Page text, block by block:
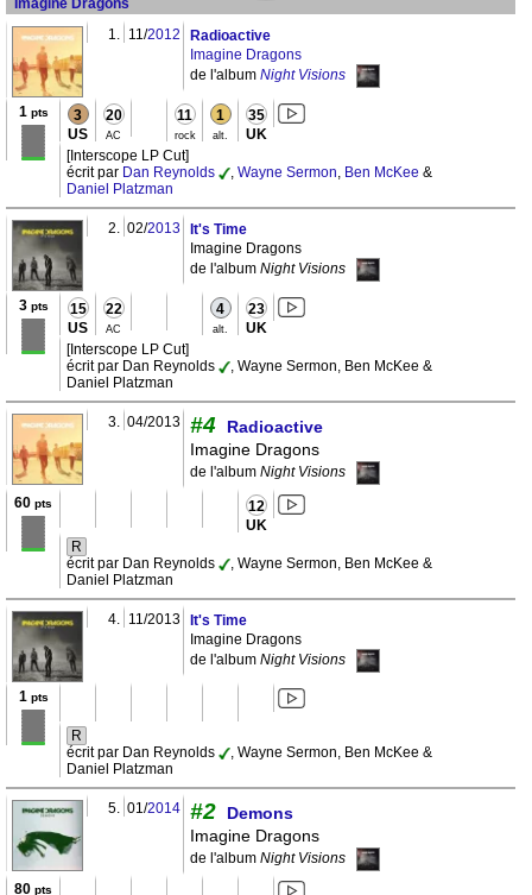
Imagine Dragons
1. 11/2012
Radioactive
Imagine Dragons
de l'album Night Visions
1 pts 3
US
20
AC
11
rock
1
alt.
35
UK
[Interscope LP Cut]
écrit par Dan Reynolds , Wayne Sermon, Ben McKee &
Daniel Platzman
2. 02/2013
It's Time
Imagine Dragons
de l'album Night Visions
3pts 15
US
22
AC
4
alt.
23
UK
[Interscope LP Cut]
écrit par Dan Reynolds
, Wayne Sermon, Ben McKee &
Daniel Platzman
3. 04/2013 #4
Radioactive
Imagine Dragons
de l'album Night Visions
60 pts 12
UK
R
écrit par Dan Reynolds
, Wayne Sermon, Ben McKee &
Daniel Platzman
4. 11/2013
It's Time
Imagine Dragons
de l'album Night Visions
1 pts
R
écrit par Dan Reynolds
, Wayne Sermon, Ben McKee &
Daniel Platzman
5. 01/2014 #2
Demons
Imagine Dragons
de l'album Night Visions
80 pts